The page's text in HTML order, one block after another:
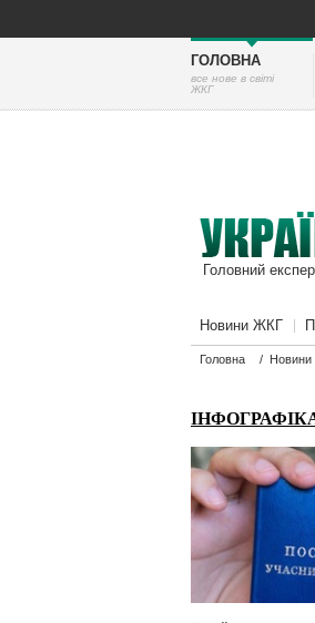
ГОЛОВНА
все нове в світі
ЖКГ
Головний
Новини ЖКГ
Головна /